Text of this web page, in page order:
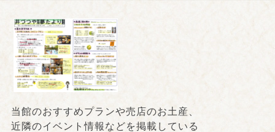
当館のおすすめプランや売店のお土産、
近隣のイベント情報などを掲載している